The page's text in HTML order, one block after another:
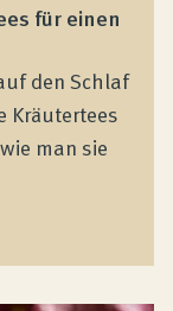
für einen
den Schlaf
Kräutertees
man sie